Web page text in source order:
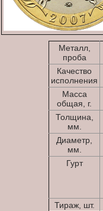
Металл,
проба
Качество
исполнения
Масса
общая, г.
Толщина,
мм.
Диаметр,
мм.
Гурт
Тираж, шт.